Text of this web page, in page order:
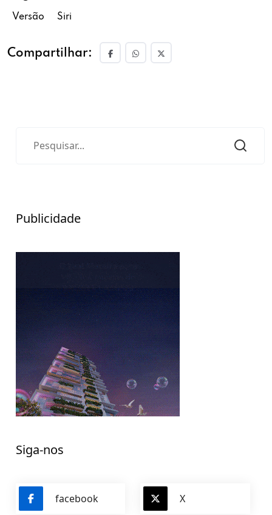
Versão Siri
Compartilhar:
Publicidade
Siga-nos
facebook X